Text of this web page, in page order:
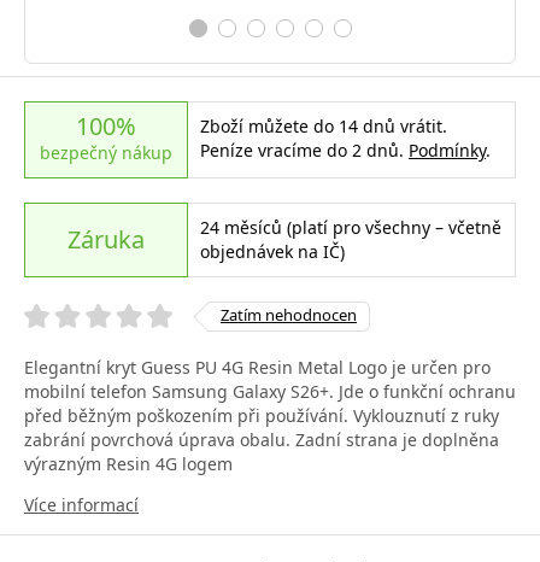
100%
bezpečný nákup
Zboží můžete do 14 dnů vrátit.
Peníze vracíme do 2 dnů. Podmínky.
Záruka
24 měsíců (platí pro všechny – včetně
objednávek na IČ)
Zatím nehodnocen
Elegantní kryt Guess PU 4G Resin Metal Logo je určen pro
mobilní telefon Samsung Galaxy S26+. Jde o funkční ochranu
před běžným poškozením při používání. Vyklouznutí z ruky
zabrání povrchová úprava obalu. Zadní strana je doplněna
výrazným Resin 4G logem
Více informací